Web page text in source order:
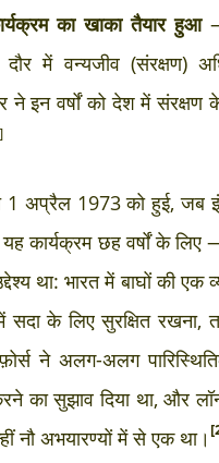
का खाका तैयार हुआ—
दौर में वन्यजीव (संरक्षण)
ने इन वर्षों को देश में
1 अप्रैल 1973 को हुई, जब
छह वर्षों के
था: भारत में बाघों की एक
सदा के लिए सुरक्षित रखना,
ने अलग-अलग
का सुझाव दिया था, और
नौ अभयारण्यों में से एक था।